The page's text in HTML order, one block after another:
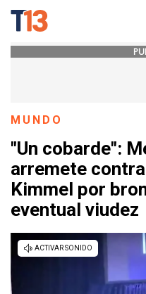
MUNDO
"Un cobarde":
arremete
Kimmel por
eventual viudez